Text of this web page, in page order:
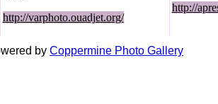
http://varphoto.ouadjet.org/
http://
by Coppermine Photo Gallery